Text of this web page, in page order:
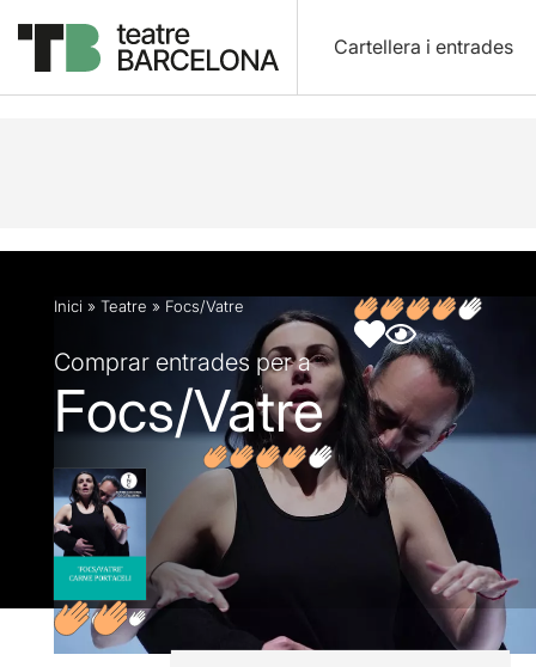
Cartellera i entrades
Descripció Fitxa artística Fotos i vídeos
Inici » Teatre » Focs/Vatre
Comprar entrades per a
Focs/Vatre